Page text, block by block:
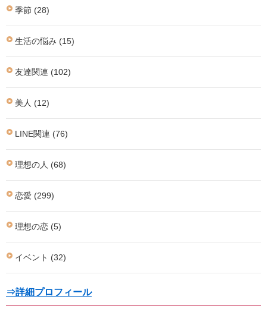
季節 (28)
生活の悩み (15)
友達関連 (102)
美人 (12)
LINE関連 (76)
理想の人 (68)
恋愛 (299)
理想の恋 (5)
イベント (32)
⇒詳細プロフィール